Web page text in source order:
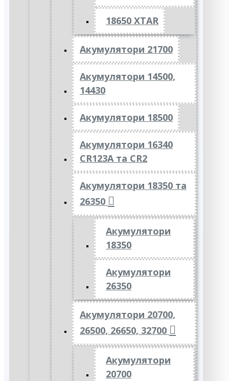
18650 XTAR
Акумулятори 21700
Акумулятори 14500,
14430
Акумулятори 18500
Акумулятори 16340
CR123A та CR2
Акумулятори 18350 та
26350
Акумулятори
18350
Акумулятори
26350
Акумулятори 20700,
26500, 26650, 32700
Акумулятори
20700